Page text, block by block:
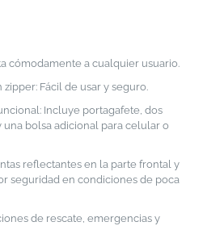
cómodamente a cualquier usuario.
Fácil de usar y seguro.
Incluye portagafete, dos
una bolsa adicional para celular o
reflectantes en la parte frontal y
seguridad en condiciones de poca
de rescate, emergencias y